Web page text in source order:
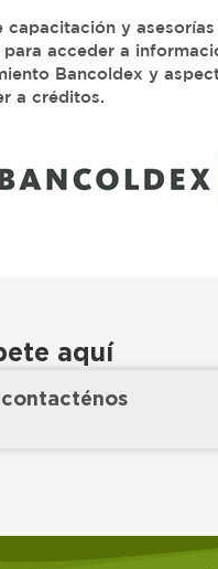
capacitación y
acceder a
Bancoldex y
a créditos.
aquí